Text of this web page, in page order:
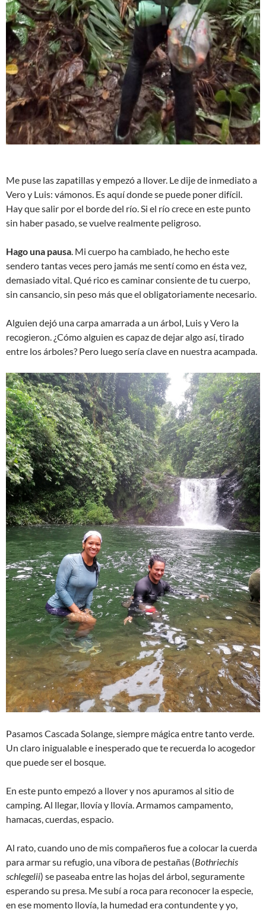
Me puse las zapatillas y empezó a llover. Le dije de inmediato a
Vero y Luis: vámonos. Es aquí donde se puede poner difícil.
Hay que salir por el borde del río. Si el río crece en este punto
sin haber pasado, se vuelve realmente peligroso.
Hago una pausa. Mi cuerpo ha cambiado, he hecho este
sendero tantas veces pero jamás me sentí como en ésta vez,
demasiado vital. Qué rico es caminar consiente de tu cuerpo,
sin cansancio, sin peso más que el obligatoriamente necesario.
Alguien dejó una carpa amarrada a un árbol, Luis y Vero la
recogieron. ¿Cómo alguien es capaz de dejar algo así, tirado
entre los árboles? Pero luego sería clave en nuestra acampada.
Pasamos Cascada Solange, siempre mágica entre tanto verde.
Un claro inigualable e inesperado que te recuerda lo acogedor
que puede ser el bosque.
En este punto empezó a llover y nos apuramos al sitio de
camping. Al llegar, llovía y llovía. Armamos campamento,
hamacas, cuerdas, espacio.
Al rato, cuando uno de mis compañeros fue a colocar la cuerda
para armar su refugio, una víbora de pestañas (Bothriechis
schlegelii) se paseaba entre las hojas del árbol, seguramente
esperando su presa. Me subí a roca para reconocer la especie,
en ese momento llovía, la humedad era contundente y yo,